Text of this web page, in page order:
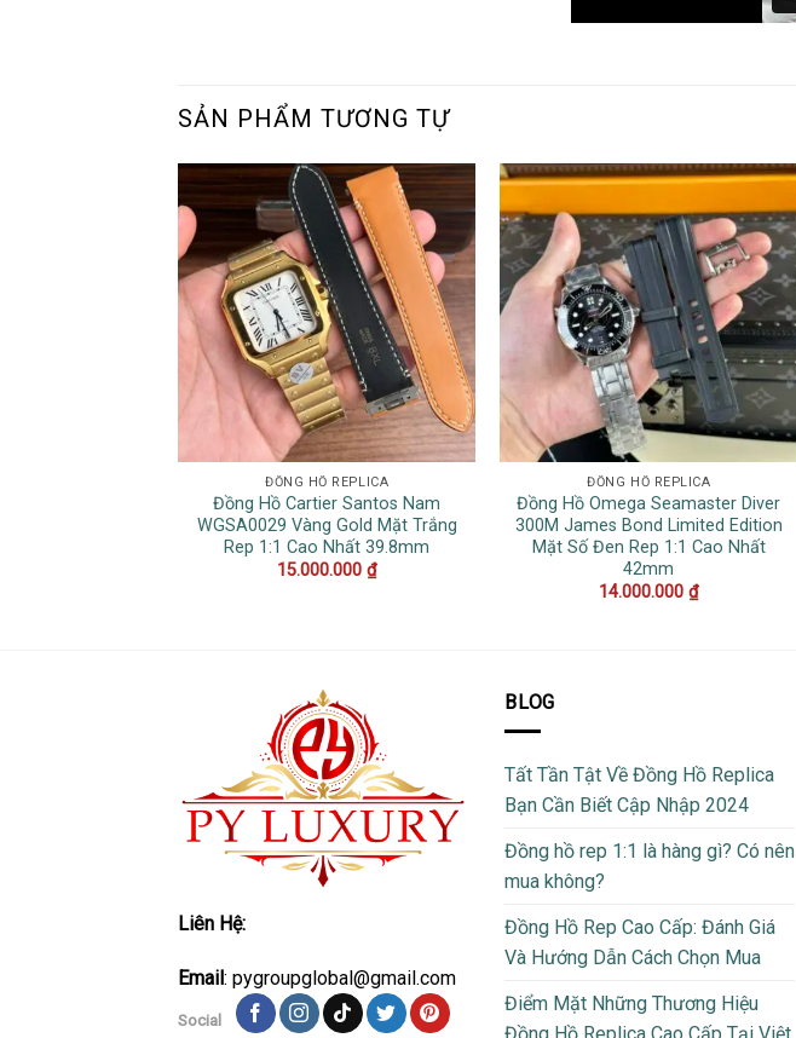
SẢN PHẨM TƯƠNG TỰ
ĐỒNG HỒ REPLICA
Đồng Hồ Cartier Santos Nam
WGSA0029 Vàng Gold Mặt Trắng
Rep 1:1 Cao Nhất 39.8mm
15.000.000₫
ĐỒNG HỒ REPLICA
Đồng Hồ Omega Seamaster Diver
300M James Bond Limited Edition
Mặt Số Đen Rep 1:1 Cao Nhất
42mm
14.000.000₫
Liên Hệ:
Email : pygroupglobal@gmail.com
Social
BLOG
Tất Tần Tật Về Đồng Hồ Replica
Bạn Cần Biết Cập Nhập 2024
Đồng hồ rep 1:1 là hàng gì? Có nên
mua không?
Đồng Hồ Rep Cao Cấp: Đánh Giá
Và Hướng Dẫn Cách Chọn Mua
Điểm Mặt Những Thương Hiệu